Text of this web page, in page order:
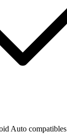
Auto compatibles